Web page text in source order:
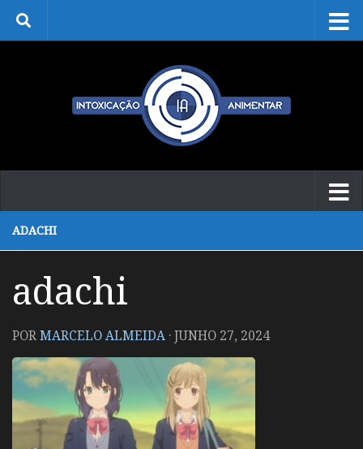
Skip to content
ADACHI
adachi
PORMARCELO ALMEIDA ·JUNHO 27, 2024